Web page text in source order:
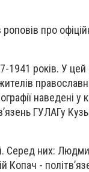
про
1941 років. У
наведені у
ГУЛАГу
Серед них:
Копач -